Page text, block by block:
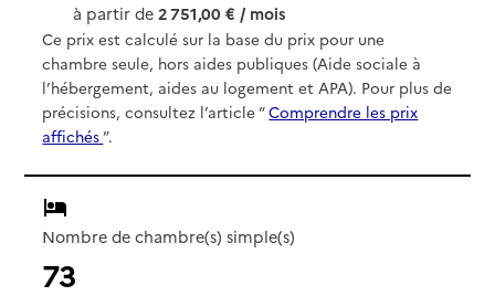
à partir de2 751,00 € / mois
Ce prix est calculé sur la base du prix pour une
chambre seule, hors aides publiques (Aide sociale à
l’hébergement, aides au logement et APA). Pour plus de
précisions, consultez l’article “Comprendre les prix
affichés”.
Nombre de chambre(s) simple(s)
73